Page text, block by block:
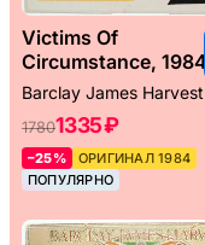
Victims Of
Circumstance, 1984
Barclay James Harvest
17801335 ₽
–25%
ОРИГИНАЛ 1984
ПОПУЛЯРНО